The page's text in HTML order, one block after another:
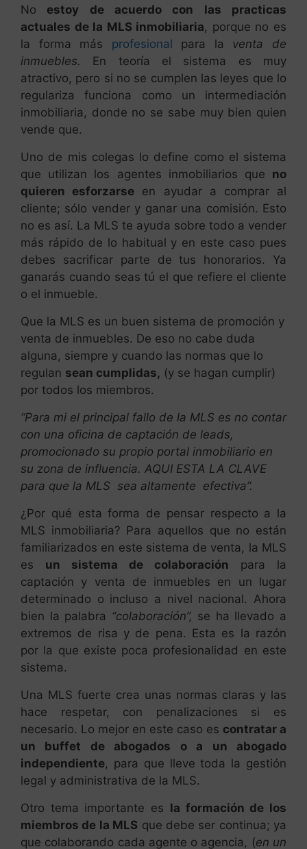
No estoy de acuerdo con las practicas
actuales de la MLS inmobiliaria, porque no es
la forma más profesional para la venta de
inmuebles. En teoría el sistema es muy
atractivo, pero si no se cumplen las leyes que lo
regulariza funciona como un intermediación
inmobiliaria, donde no se sabe muy bien quien
vende que.
Uno de mis colegas lo define como el sistema
que utilizan los agentes inmobiliarios que no
quieren esforzarse en ayudar a comprar al
cliente; sólo vender y ganar una comisión. Esto
no es así. La MLS te ayuda sobre todo a vender
más rápido de lo habitual y en este caso pues
debes sacrificar parte de tus honorarios. Ya
ganarás cuando seas tú el que refiere el cliente
o el inmueble.
Que la MLS es un buen sistema de promoción y
venta de inmuebles. De eso no cabe duda
alguna, siempre y cuando las normas que lo
regulan sean cumplidas, (y se hagan cumplir)
por todos los miembros.
“Para mi el principal fallo de la MLS es no contar
con una oficina de captación de leads,
promocionado su propio portal inmobiliario en
su zona de influencia. AQUI ESTA LA CLAVE
para que la MLS sea altamente efectiva”.
¿Por qué esta forma de pensar respecto a la
MLS inmobiliaria? Para aquellos que no están
familiarizados en este sistema de venta, la MLS
es un sistema de colaboración para la
captación y venta de inmuebles en un lugar
determinado o incluso a nivel nacional. Ahora
bien la palabra “colaboración”, se ha llevado a
extremos de risa y de pena. Esta es la razón
por la que existe poca profesionalidad en este
sistema.
Una MLS fuerte crea unas normas claras y las
hace respetar, con penalizaciones si es
necesario. Lo mejor en este caso es contratar a
un buffet de abogados o a un abogado
independiente, para que lleve toda la gestión
legal y administrativa de la MLS.
Otro tema importante es la formación de los
miembros de la MLS que debe ser continua; ya
que colaborando cada agente o agencia, (en un